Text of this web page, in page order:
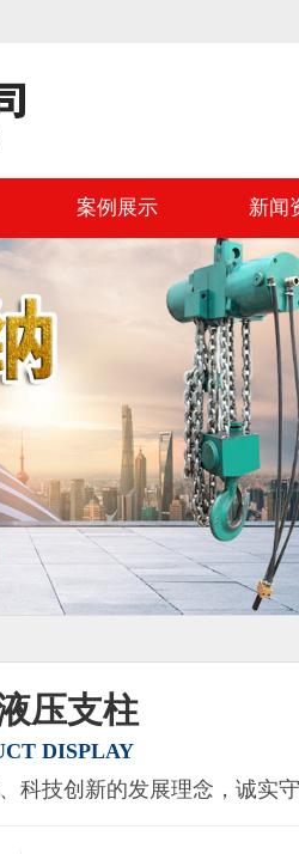
案例展示 新闻
压支柱
DISPLAY
科技创新的发展理念，诚实